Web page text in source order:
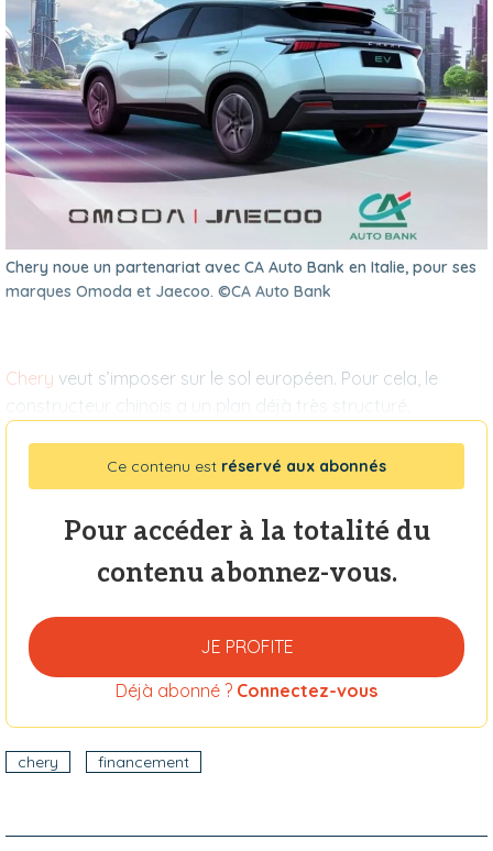
Chery noue un partenariat avec CA Auto Bank en Italie, pour ses
marques Omoda et Jaecoo. ©CA Auto Bank
Chery veut s’imposer sur le sol européen. Pour cela, le
constructeur chinois a un plan déjà très structuré,
Ce contenu est réservé aux abonnés
Pour accéder à la totalité du
contenu abonnez-vous.
JE PROFITE
Déjà abonné ? Connectez-vous
chery financement